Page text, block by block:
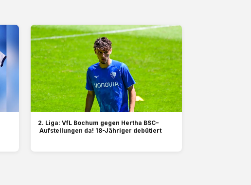
2. Liga: VfL Bochum gegen Hertha BSC–
Aufstellungen da! 18-Jähriger debütiert